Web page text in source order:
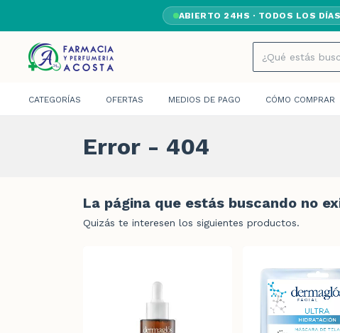
ABIERTO 24HS · TODOS LOS DÍAS
CATEGORÍAS OFERTAS MEDIOS DE PAGO CÓMO COMPRAR
Error - 404
La página que estás buscando no
Quizás te interesen los siguientes productos.